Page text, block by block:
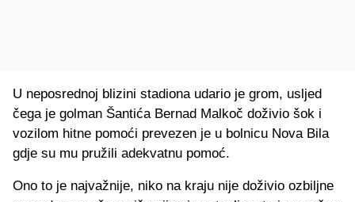
U neposrednoj blizini stadiona udario je grom, usljed
čega je golman Šantića Bernad Malkoč doživio šok i
vozilom hitne pomoći prevezen je u bolnicu Nova Bila
gdje su mu pružili adekvatnu pomoć.
Ono to je najvažnije, niko na kraju nije doživio ozbiljne